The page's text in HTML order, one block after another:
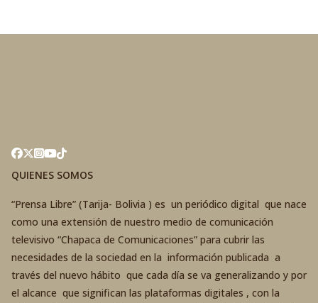
QUIENES SOMOS
“Prensa Libre” (Tarija- Bolivia ) es un periódico digital que nace
como una extensión de nuestro medio de comunicación
televisivo “Chapaca de Comunicaciones” para cubrir las
necesidades de la sociedad en la información publicada a
través del nuevo hábito que cada día se va generalizando y por
el alcance que significan las plataformas digitales , con la